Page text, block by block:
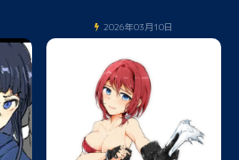
2026年03月10日